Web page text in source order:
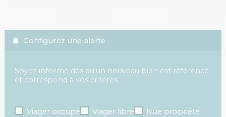
Configurez une alerte
Soyez informé dès qu'un nouveau bien est référencé
et correspond à vos critères.
Viager occupé Viager libre Nue propriété